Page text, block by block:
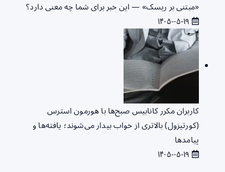
«مبتنی بر ریسک» — این خبر برای شما چه معنی دارد؟
کاربران مکرر کانابیس صبح‌ها با هورمون استرس
(کورتیزول) بالاتری از خواب بیدار می‌شوند؛ یافته‌ها و
پیامدها